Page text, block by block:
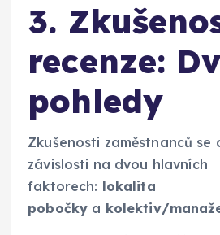
3.
recenze:
pohledy
Zkušenosti zaměstnanců se
závislosti na dvou hlavních
faktorech: lokalita
pobočky a kolektiv/